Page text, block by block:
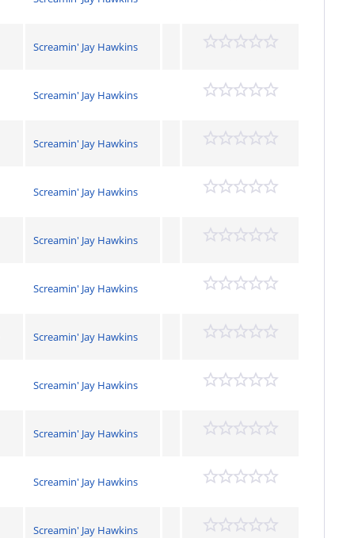
Screamin' Jay Hawkins
Screamin' Jay Hawkins
Screamin' Jay Hawkins
Screamin' Jay Hawkins
Screamin' Jay Hawkins
Screamin' Jay Hawkins
Screamin' Jay Hawkins
Screamin' Jay Hawkins
Screamin' Jay Hawkins
Screamin' Jay Hawkins
Screamin' Jay Hawkins